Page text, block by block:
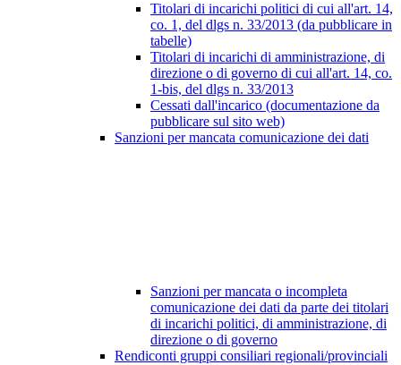
Titolari di incarichi politici di cui all'art. 14,
co. 1, del dlgs n. 33/2013 (da pubblicare in
tabelle)
Titolari di incarichi di amministrazione, di
direzione o di governo di cui all'art. 14, co.
1-bis, del dlgs n. 33/2013
Cessati dall'incarico (documentazione da
pubblicare sul sito web)
Sanzioni per mancata comunicazione dei dati
Sanzioni per mancata o incompleta
comunicazione dei dati da parte dei titolari
di incarichi politici, di amministrazione, di
direzione o di governo
Rendiconti gruppi consiliari regionali/provinciali